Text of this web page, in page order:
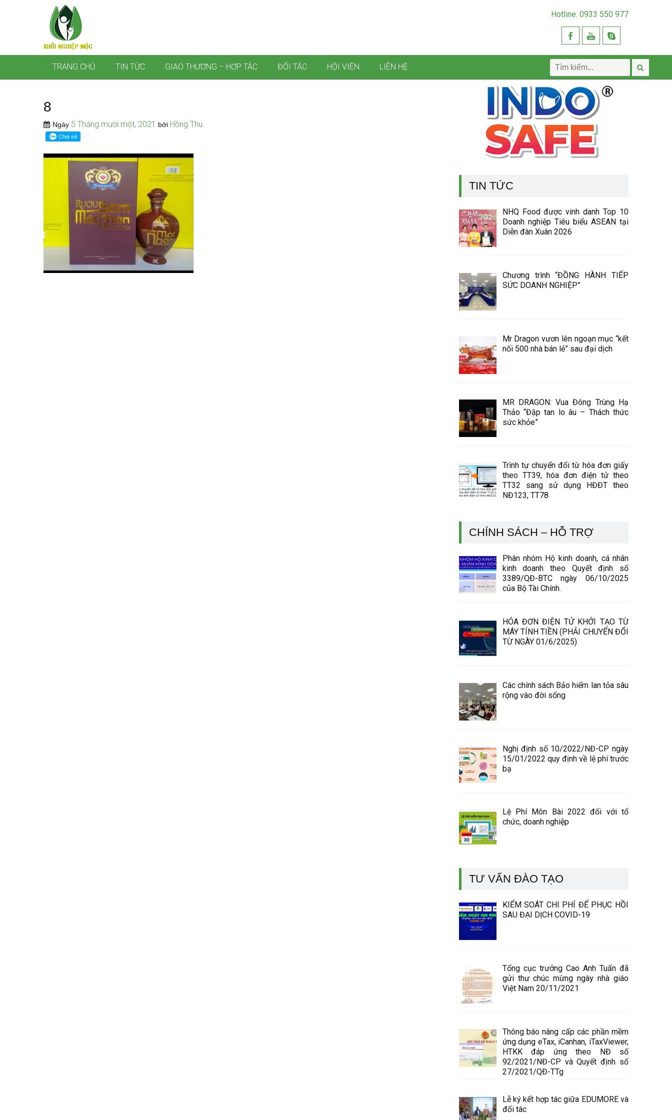
Hotline: 0933 550 977
TRANG CHỦ TIN TỨC GIAO THƯƠNG – HỢP TÁC ĐỐI TÁC HỘI VIÊN LIÊN HỆ
8
Ngày 5 Tháng mười một, 2021 bởi Hồng Thu
TIN TỨC
NHQ Food được vinh danh Top 10
Doanh nghiệp Tiêu biểu ASEAN tại
Diễn đàn Xuân 2026
Chương trình “ĐỒNG HÀNH TIẾP
SỨC DOANH NGHIỆP”
Mr Dragon vươn lên ngoạn mục “kết
nối 500 nhà bán lẻ” sau đại dịch
MR DRAGON: Vua Đông Trùng Hạ
Thảo “Đập tan lo âu – Thách thức
sức khỏe”
Trình tự chuyển đổi từ hóa đơn giấy
theo TT39, hóa đơn điện tử theo
TT32 sang sử dụng HĐĐT theo
NĐ123, TT78
CHÍNH SÁCH – HỖ TRỢ
Phân nhóm Hộ kinh doanh, cá nhân
kinh doanh theo Quyết định số
3389/QĐ-BTC ngày 06/10/2025
của Bộ Tài Chính.
HÓA ĐƠN ĐIỆN TỬ KHỞI TẠO TỪ
MÁY TÍNH TIỀN (PHẢI CHUYỂN ĐỔI
TỪ NGÀY 01/6/2025)
Các chính sách Bảo hiểm lan tỏa sâu
rộng vào đời sống
Nghị định số 10/2022/NĐ-CP ngày
15/01/2022 quy định về lệ phí trước
bạ
Lệ Phí Môn Bài 2022 đối với tổ
chức, doanh nghiệp
TƯ VẤN ĐÀO TẠO
KIỂM SOÁT CHI PHÍ ĐỂ PHỤC HỒI
SAU ĐẠI DỊCH COVID-19
Tổng cục trưởng Cao Anh Tuấn đã
gửi thư chúc mừng ngày nhà giáo
Việt Nam 20/11/2021
Thông báo nâng cấp các phần mềm
ứng dụng eTax, iCanhan, iTaxViewer,
HTKK đáp ứng theo NĐ số
92/2021/NĐ-CP và Quyết định số
27/2021/QĐ-TTg
Lễ ký kết hợp tác giữa EDUMORE và
đối tác